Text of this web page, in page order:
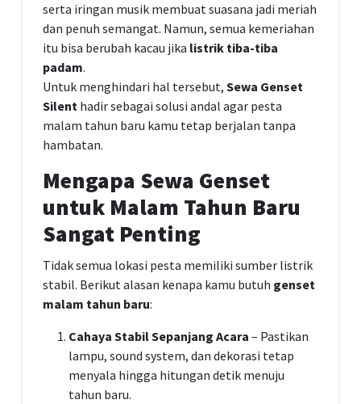
serta iringan musik membuat suasana jadi meriah
dan penuh semangat. Namun, semua kemeriahan
itu bisa berubah kacau jika listrik tiba-tiba
padam.
Untuk menghindari hal tersebut, Sewa Genset
Silent hadir sebagai solusi andal agar pesta
malam tahun baru kamu tetap berjalan tanpa
hambatan.
Mengapa Sewa Genset
untuk Malam Tahun Baru
Sangat Penting
Tidak semua lokasi pesta memiliki sumber listrik
stabil. Berikut alasan kenapa kamu butuh genset
malam tahun baru:
Cahaya Stabil Sepanjang Acara – Pastikan
lampu, sound system, dan dekorasi tetap
menyala hingga hitungan detik menuju
tahun baru.